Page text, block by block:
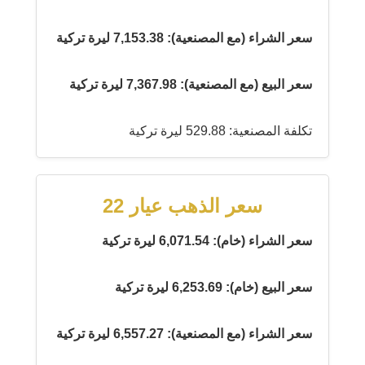
سعر الشراء (مع المصنعية): 7,153.38 ليرة تركية
سعر البيع (مع المصنعية): 7,367.98 ليرة تركية
تكلفة المصنعية: 529.88 ليرة تركية
سعر الذهب عيار 22
سعر الشراء (خام): 6,071.54 ليرة تركية
سعر البيع (خام): 6,253.69 ليرة تركية
سعر الشراء (مع المصنعية): 6,557.27 ليرة تركية